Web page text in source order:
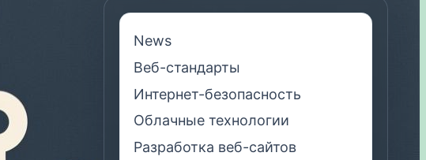
News
Веб-стандарты
Интернет-безопасность
Облачные технологии
Разработка веб-сайтов